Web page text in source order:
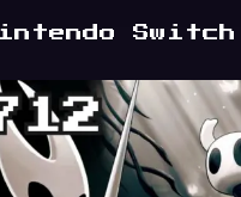
Switch